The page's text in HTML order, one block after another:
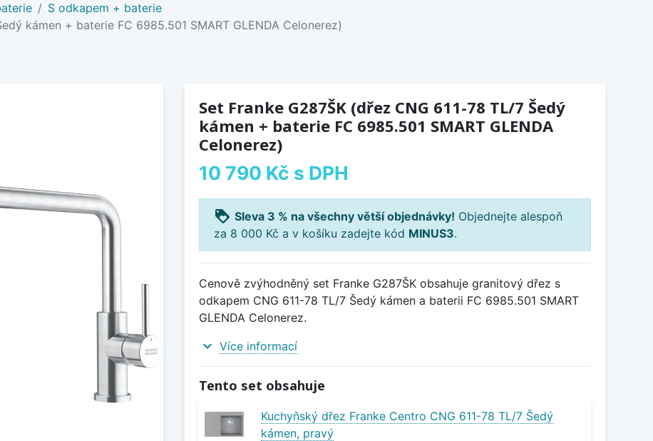
S odkapem + baterie
kámen + baterie FC 6985.501 SMART GLENDA Celonerez)
Set Franke G287ŠK (dřez CNG 611-78 TL/7 Šedý
kámen + baterie FC 6985.501 SMART GLENDA
Celonerez)
10 790 Kč s DPH
loyalty Sleva 3 % na všechny větší objednávky! Objednejte alespoň
za 8 000 Kč a v košíku zadejte kód MINUS3.
Cenově zvýhodněný set Franke G287ŠK obsahuje granitový dřez s
odkapem CNG 611-78 TL/7 Šedý kámen a baterii FC 6985.501 SMART
GLENDA Celonerez.
expand_more Více informací
Tento set obsahuje
Kuchyňský dřez Franke Centro CNG 611-78 TL/7 Šedý
kámen, pravý